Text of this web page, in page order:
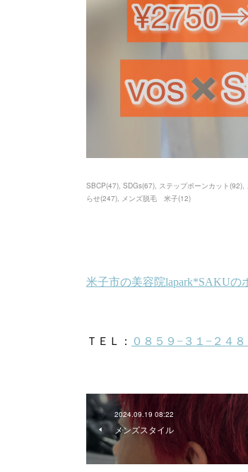
SBCP(47) SDGs(67) ステップボーンカット(92)
らせ(247) メンズ脱毛 米子(12)
2024.09.19 08:22
メンズスタイル